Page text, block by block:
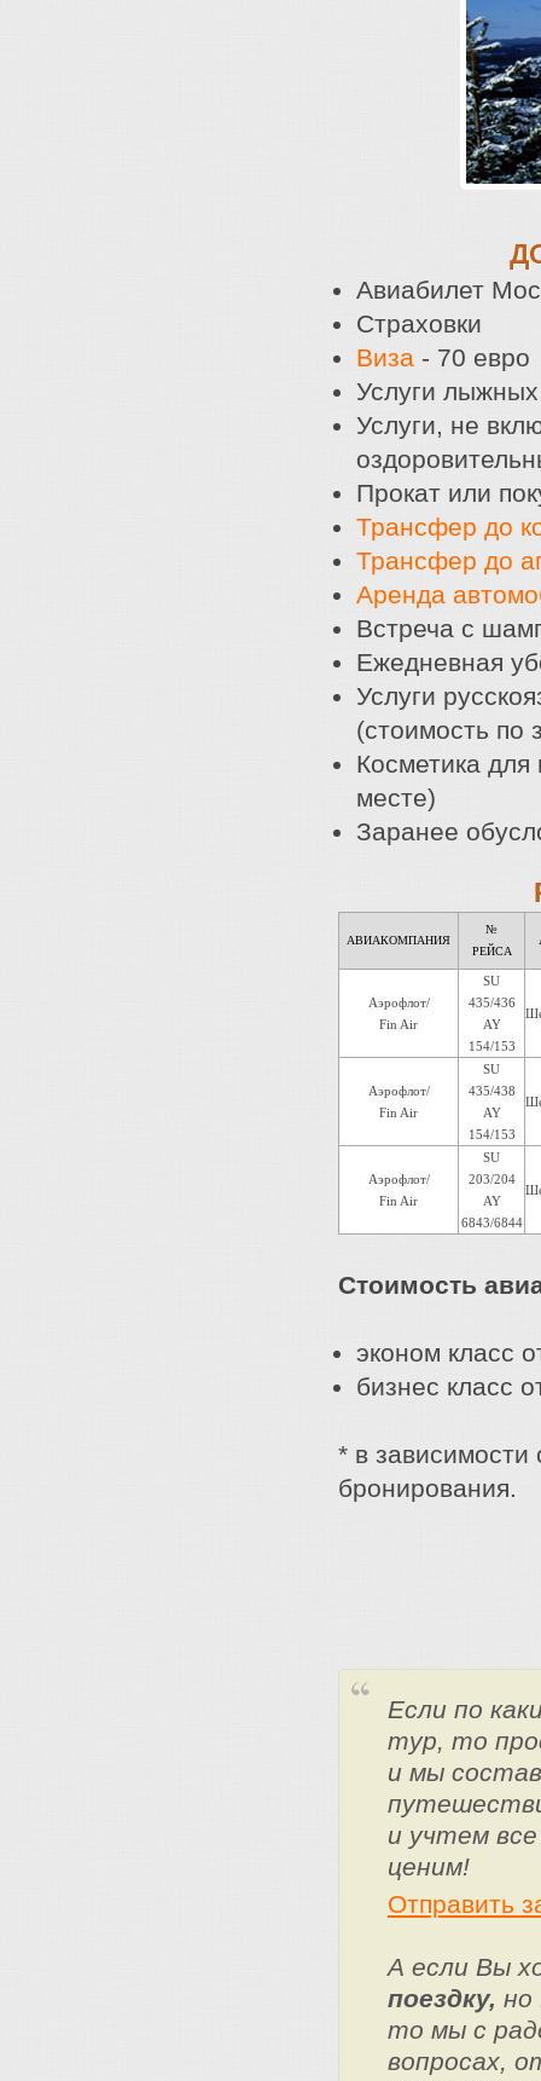
Авиабилет
Страховки
Виза - 70 евро
Услуги лыжных
Услуги, не
Прокат или
Трансфер до
Трансфер до
Аренда
Встреча с
Ежедневная
Услуги
(стоимость по
Косметика для
месте)
Заранее
АВИАКОМПАНИЯ
№
РЕЙСА
Аэрофлот/
Fin Air
SU
435/436
AY
154/153
Аэрофлот/
Fin Air
SU
435/438
AY
154/153
Аэрофлот/
Fin Air
SU
203/204
AY
6843/6844
Стоимость
эконом класс
бизнес класс
* в
бронирования.
Если по
тур, то
и мы
и учтем
ценим!
Отправить
А если Вы
поездку, но
то мы с
вопросах,